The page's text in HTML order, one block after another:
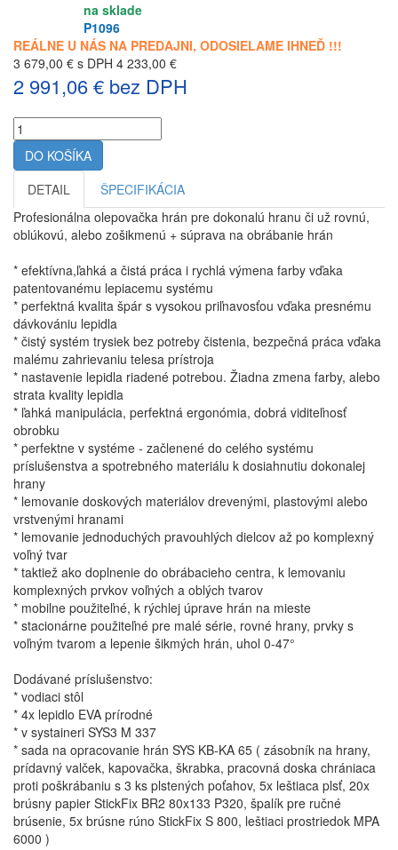
na sklade
P1096
REÁLNE U NÁS NA PREDAJNI, ODOSIELAME IHNEĎ !!!
3 679,00 € s DPH 4 233,00 €
2 991,06 € bez DPH
DO KOŠÍKA
DETAIL
ŠPECIFIKÁCIA
Profesionálna olepovačka hrán pre dokonalú hranu či už rovnú,
oblúkovú, alebo zošikmenú + súprava na obrábanie hrán
* efektívna,ľahká a čistá práca i rychlá výmena farby vďaka
patentovanému lepiacemu systému
* perfektná kvalita špár s vysokou priľnavosťou vďaka presnému
dávkovániu lepidla
* čistý systém trysiek bez potreby čistenia, bezpečná práca vďaka
malému zahrievaniu telesa prístroja
* nastavenie lepidla riadené potrebou. Žiadna zmena farby, alebo
strata kvality lepidla
* ľahká manipulácia, perfektná ergonómia, dobrá viditeľnosť
obrobku
* perfektne v systéme - začlenené do celého systému
príslušenstva a spotrebného materiálu k dosiahnutiu dokonalej
hrany
* lemovanie doskových materiálov drevenými, plastovými alebo
vrstvenými hranami
* lemovanie jednoduchých pravouhlých dielcov až po komplexný
voľný tvar
* taktiež ako doplnenie do obrábacieho centra, k lemovaniu
komplexných prvkov voľných a oblých tvarov
* mobilne použiteľné, k rýchlej úprave hrán na mieste
* stacionárne použiteľné pre malé série, rovné hrany, prvky s
voľným tvarom a lepenie šikmých hrán, uhol 0-47°
Dodávané príslušenstvo:
* vodiaci stôl
* 4x lepidlo EVA prírodné
* v systaineri SYS3 M 337
* sada na opracovanie hrán SYS KB-KA 65 ( zásobník na hrany,
prídavný valček, kapovačka, škrabka, pracovná doska chrániaca
proti poškrábaniu s 3 ks plstených poťahov, 5x leštiaca plsť, 20x
brúsny papier StickFix BR2 80x133 P320, špalík pre ručné
brúsenie, 5x brúsne rúno StickFix S 800, leštiaci prostriedok MPA
6000 )